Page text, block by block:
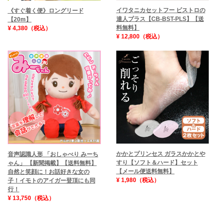
《すぐ着く便》ロングリード
【20m】
¥ 4,380（税込）
イワタニカセットフー ビストロの
達人プラス【CB-BST-PLS】【送
料無料】
¥ 12,800（税込）
音声認識人形 「おしゃべり みーち
ゃん」 【新聞掲載】【送料無料】
自然と笑顔に！お話好きな女の
子！イモトのアイガー登頂にも同
行！
¥ 13,750（税込）
かかとプリンセス ガラスかかとや
すり【ソフト＆ハード】セット
【メール便送料無料】
¥ 1,980（税込）